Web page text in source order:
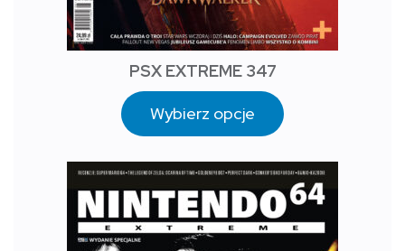
PSX EXTREME 347
Wybierz opcje